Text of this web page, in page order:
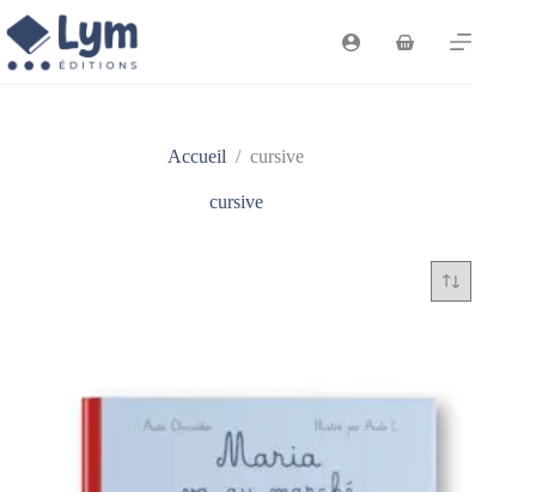
au
contenu
Panier
Accueil / cursive
cursive